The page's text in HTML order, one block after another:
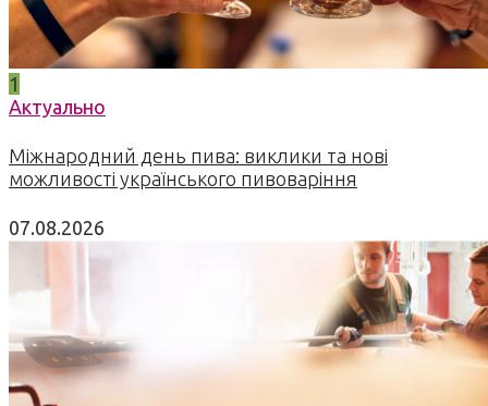
1
Актуально
Міжнародний день пива: виклики та нові
можливості українського пивоваріння
07.08.2026